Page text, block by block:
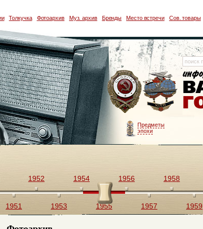
Толкучка Фотоархив Муз. архив Бренды Место встречи Сов. товары
Предметы
эпохи
1951
1952
1953
1954
1955
1956
1957
1958
1959